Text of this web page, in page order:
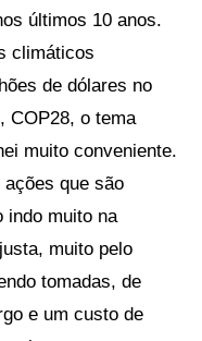
últimos 10 anos.
climáticos
de dólares no
COP28, o tema
muito conveniente.
que são
indo muito na
muito pelo
tomadas, de
e um custo de